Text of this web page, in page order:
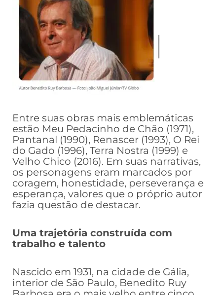
Entre suas obras mais emblemáticas
estão Meu Pedacinho de Chão (1971),
Pantanal (1990), Renascer (1993), O Rei
do Gado (1996), Terra Nostra (1999) e
Velho Chico (2016). Em suas narrativas,
os personagens eram marcados por
coragem, honestidade, perseverança e
esperança, valores que o próprio autor
fazia questão de destacar.
Uma trajetória construída com
trabalho e talento
Nascido em 1931, na cidade de Gália,
interior de São Paulo, Benedito Ruy